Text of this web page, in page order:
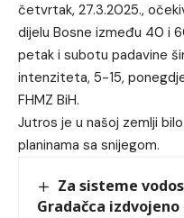
četvrtak, 27.3.2025.,
dijelu Bosne između 40 i
petak i subotu padavine
intenziteta, 5-15,
FHMZ BiH.
Jutros je u našoj zemlji
planinama sa snijegom.
Za sisteme
Gradačca